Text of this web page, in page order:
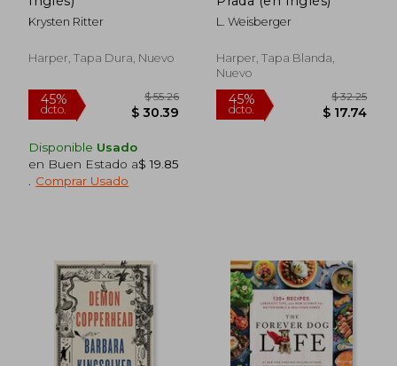
Krysten Ritter
Harper, Tapa Dura, Nuevo
dcto. $ 30.39
Disponible Usado
en Buen Estado a$ 19.85
Comprar Usado
L. Weisberger
Harper, Tapa Blanda,
Nuevo
dcto.